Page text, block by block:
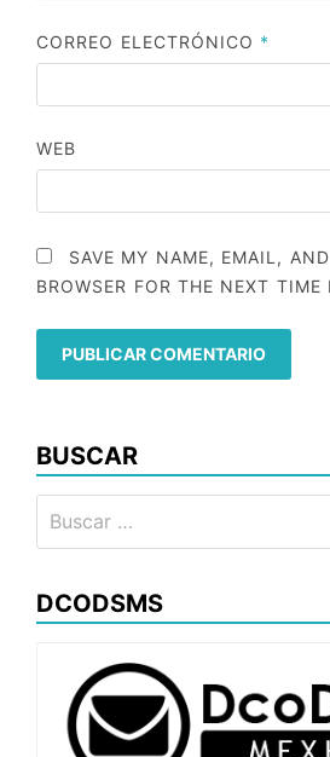
CORREO ELECTRÓNICO *
WEB
SAVE MY NAME, EMAIL,
BROWSER FOR THE NEXT
BUSCAR
DCODSMS